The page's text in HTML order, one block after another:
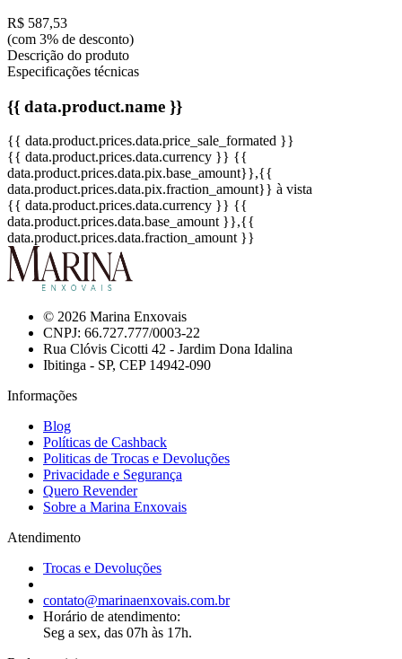
R$ 587,53
(com 3% de desconto)
Descrição do produto
Especificações técnicas
{{ data.product.name }}
{{ data.product.prices.data.price_sale_formated }}
{{ data.product.prices.data.currency }} {{
data.product.prices.data.pix.base_amount}},{{
data.product.prices.data.pix.fraction_amount}} à vista
{{ data.product.prices.data.currency }} {{
data.product.prices.data.base_amount }},{{
data.product.prices.data.fraction_amount }}
© 2026 Marina Enxovais
CNPJ: 66.727.777/0003-22
Rua Clóvis Cicotti 42 - Jardim Dona Idalina
Ibitinga - SP, CEP 14942-090
Informações
Blog
Políticas de Cashback
Politicas de Trocas e Devoluções
Privacidade e Segurança
Quero Revender
Sobre a Marina Enxovais
Atendimento
Trocas e Devoluções
contato@marinaenxovais.com.br
Horário de atendimento:
Seg a sex, das 07h às 17h.